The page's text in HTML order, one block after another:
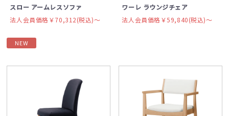
スロー アームレスソファ
法人会員価格￥70,312(税込)〜
NEW
ワーレ ラウンジチェア
法人会員価格￥59,840(税込)〜